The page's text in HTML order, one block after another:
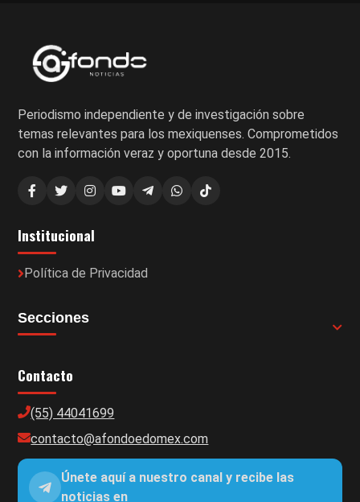
Periodismo independiente y de investigación sobre
temas relevantes para los mexiquenses. Comprometidos
con la información veraz y oportuna desde 2015.
Institucional
Política de Privacidad
Secciones
Contacto
(55) 44041699
contacto@afondoedomex.com
Únete aquí a nuestro canal y recibe las
noticias en